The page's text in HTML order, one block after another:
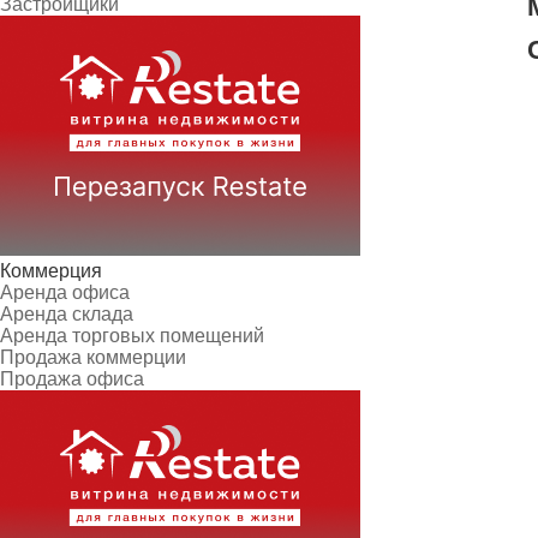
Застройщики
Коммерция
Аренда офиса
Аренда склада
Аренда торговых помещений
Продажа коммерции
Продажа офиса